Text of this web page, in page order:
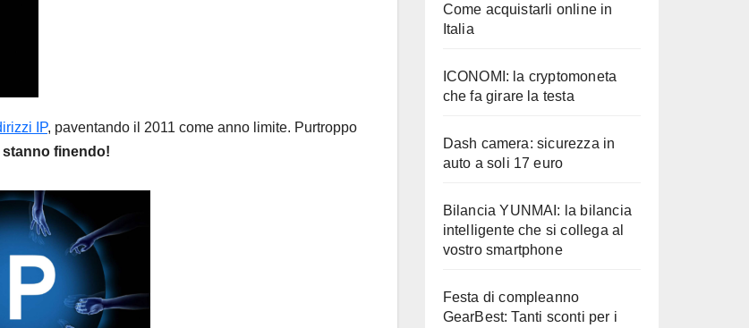
IP, paventando il 2011 come anno limite. Purtroppo
finendo!
Come acquistarli online in
Italia
ICONOMI: la cryptomoneta
che fa girare la testa
Dash camera: sicurezza in
auto a soli 17 euro
Bilancia YUNMAI: la bilancia
intelligente che si collega al
vostro smartphone
Festa di compleanno
GearBest: Tanti sconti per i